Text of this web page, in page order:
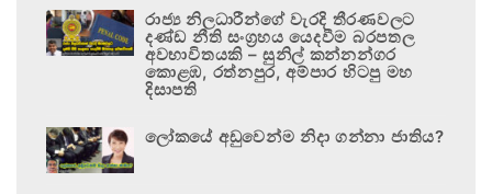
රාජ්‍ය නිලධාරීන්ගේ වැරදි තීරණවලට
දණ්ඩ නීති සංග්‍රහය යෙදවීම බරපතල
අවභාවිතයකි – සුනිල් කන්නන්ගර
කොළඹ, රත්නපුර, අම්පාර හිටපු මහ
දිසාපති
ලෝකයේ අඩුවෙන්ම නිදා ගන්නා ජාතිය?